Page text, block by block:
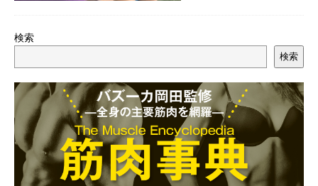
検索
検索